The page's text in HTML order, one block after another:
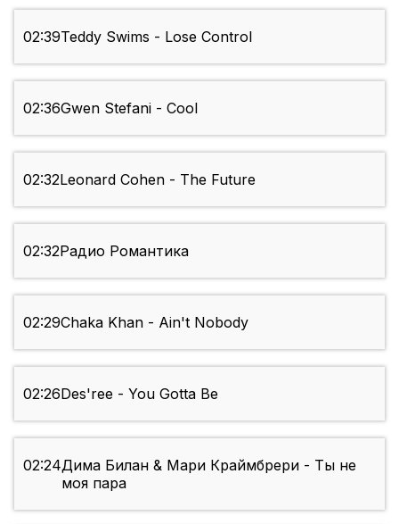
02:39Teddy Swims - Lose Control
02:36Gwen Stefani - Cool
02:32Leonard Cohen - The Future
02:32Радио Романтика
02:29Chaka Khan - Ain't Nobody
02:26Des'ree - You Gotta Be
02:24Дима Билан & Мари Краймбрери - Ты не
моя пара